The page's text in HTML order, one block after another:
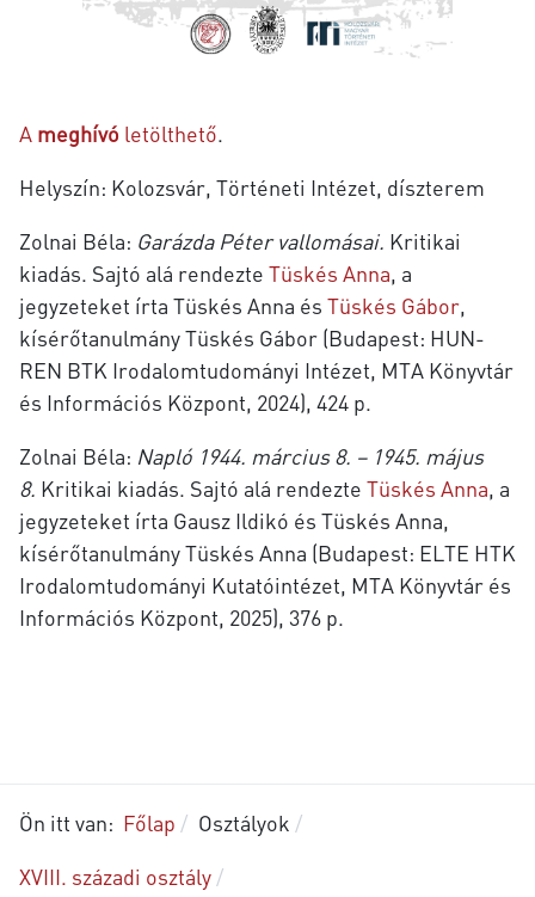
A meghívó letölthető.
Helyszín: Kolozsvár, Történeti Intézet, díszterem
Zolnai Béla: Garázda Péter vallomásai. Kritikai
kiadás. Sajtó alá rendezte Tüskés Anna, a
jegyzeteket írta Tüskés Anna és Tüskés Gábor,
kísérőtanulmány Tüskés Gábor (Budapest: HUN-
REN BTK Irodalomtudományi Intézet, MTA Könyvtár
és Információs Központ, 2024), 424 p.
Zolnai Béla: Napló 1944. március 8. – 1945. május
8. Kritikai kiadás. Sajtó alá rendezte Tüskés Anna, a
jegyzeteket írta Gausz Ildikó és Tüskés Anna,
kísérőtanulmány Tüskés Anna (Budapest: ELTE HTK
Irodalomtudományi Kutatóintézet, MTA Könyvtár és
Információs Központ, 2025), 376 p.
Ön itt van: Főlap
Osztályok
XVIII. századi osztály